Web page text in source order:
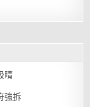
睛
強拆